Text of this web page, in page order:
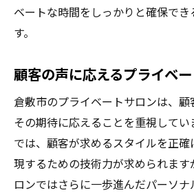
ベートな時間をしっかりと確保で
す。
顧客の声に応えるプライベ
倉敷市のプライベートサロンは、顧
その期待に応えることを重視してい
では、顧客が求めるスタイルを正
現するための技術力が求められま
ロンではさらに一歩進んだパーソナ